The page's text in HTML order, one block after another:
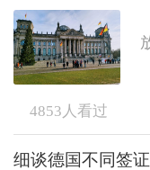
4853 人看过
细谈德国不同签